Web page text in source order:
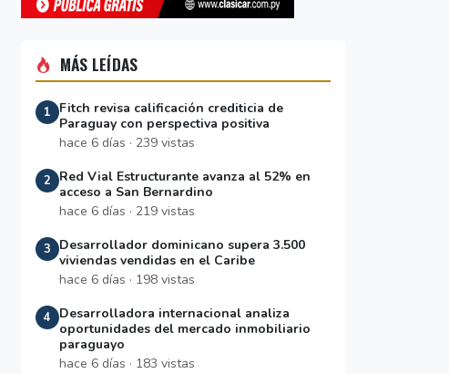
MÁS LEÍDAS
1
Fitch revisa calificación crediticia de
Paraguay con perspectiva positiva
hace 6 días · 239 vistas
2
Red Vial Estructurante avanza al 52% en
acceso a San Bernardino
hace 6 días · 219 vistas
3
Desarrollador dominicano supera 3.500
viviendas vendidas en el Caribe
hace 6 días · 198 vistas
4
Desarrolladora internacional analiza
oportunidades del mercado inmobiliario
paraguayo
hace 6 días · 183 vistas